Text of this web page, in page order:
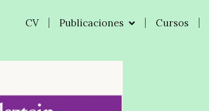
CV Publicaciones Cursos